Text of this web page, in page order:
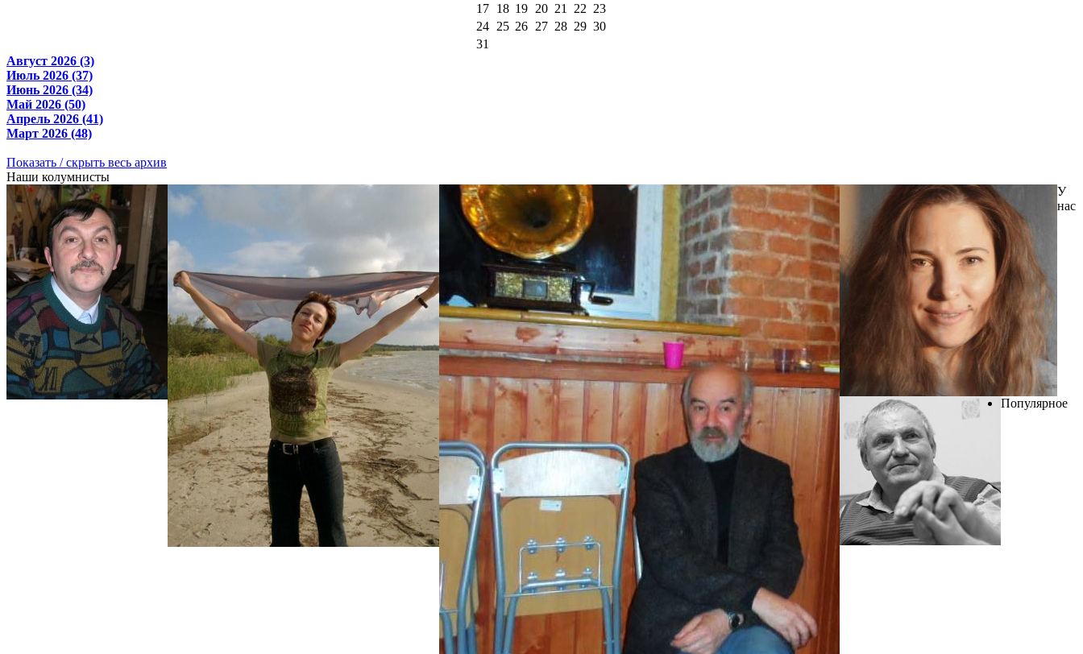
17
18 19 20 21 22 23
24
25 26 27 28 29 30
31
Август 2026 (3)
Июль 2026 (37)
Июнь 2026 (34)
Май 2026 (50)
Апрель 2026 (41)
Март 2026 (48)
Показать / скрыть весь архив
Наши колумнисты
У
нас
Популярное